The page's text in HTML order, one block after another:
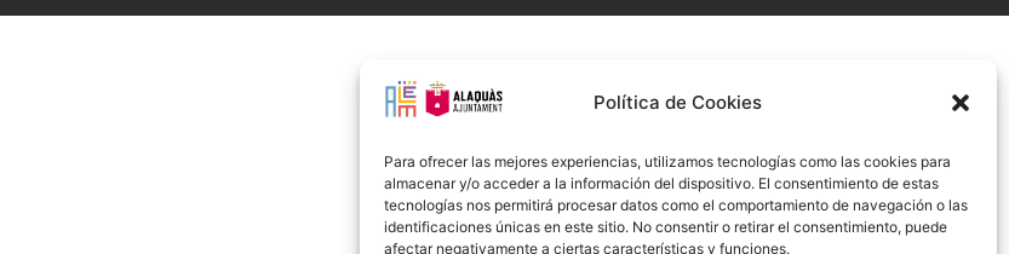
Política de Cookies
Para ofrecer las mejores experiencias, utilizamos tecnologías como las cookies para
almacenar y/o acceder a la información del dispositivo. El consentimiento de estas
tecnologías nos permitirá procesar datos como el comportamiento de navegación o las
identificaciones únicas en este sitio. No consentir o retirar el consentimiento, puede
afectar negativamente a ciertas características y funciones.